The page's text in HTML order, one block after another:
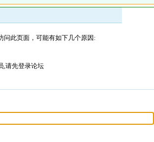
问此页面，可能有如下几个原因:
,请先登录论坛